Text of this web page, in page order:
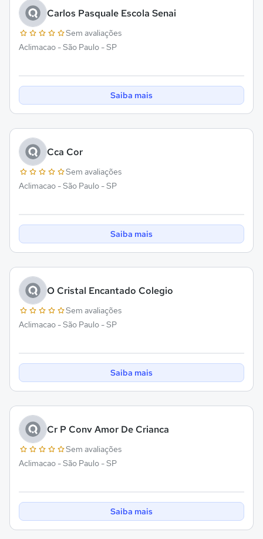
Carlos Pasquale Escola Senai
Sem avaliações
Aclimacao - São Paulo - SP
Saiba mais
Cca Cor
Sem avaliações
Aclimacao - São Paulo - SP
Saiba mais
O Cristal Encantado Colegio
Sem avaliações
Aclimacao - São Paulo - SP
Saiba mais
Cr P Conv Amor De Crianca
Sem avaliações
Aclimacao - São Paulo - SP
Saiba mais